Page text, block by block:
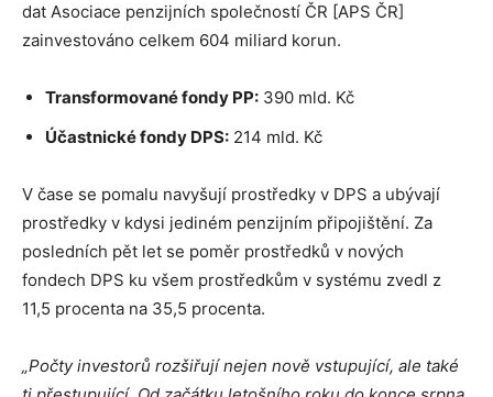
dat Asociace penzijních společností ČR [APS ČR]
zainvestováno celkem 604 miliard korun.
Transformované fondy PP: 390 mld. Kč
Účastnické fondy DPS: 214 mld. Kč
V čase se pomalu navyšují prostředky v DPS a ubývají
prostředky v kdysi jediném penzijním připojištění. Za
posledních pět let se poměr prostředků v nových
fondech DPS ku všem prostředkům v systému zvedl z
11,5 procenta na 35,5 procenta.
„Počty investorů rozšiřují nejen nově vstupující, ale také